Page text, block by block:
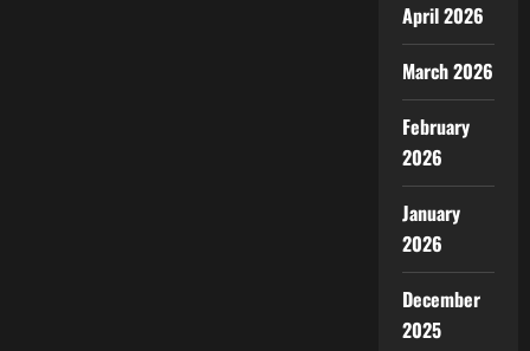
April 2026
March 2026
February
2026
January
2026
December
2025